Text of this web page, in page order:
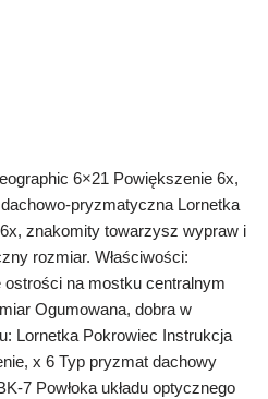
6×21 Powiększenie 6x,
pryzmatyczna Lornetka
znakomity towarzysz wypraw i
rozmiar. Właściwości:
na mostku centralnym
Ogumowana, dobra w
Lornetka Pokrowiec Instrukcja
x 6 Typ pryzmat dachowy
7 Powłoka układu optycznego